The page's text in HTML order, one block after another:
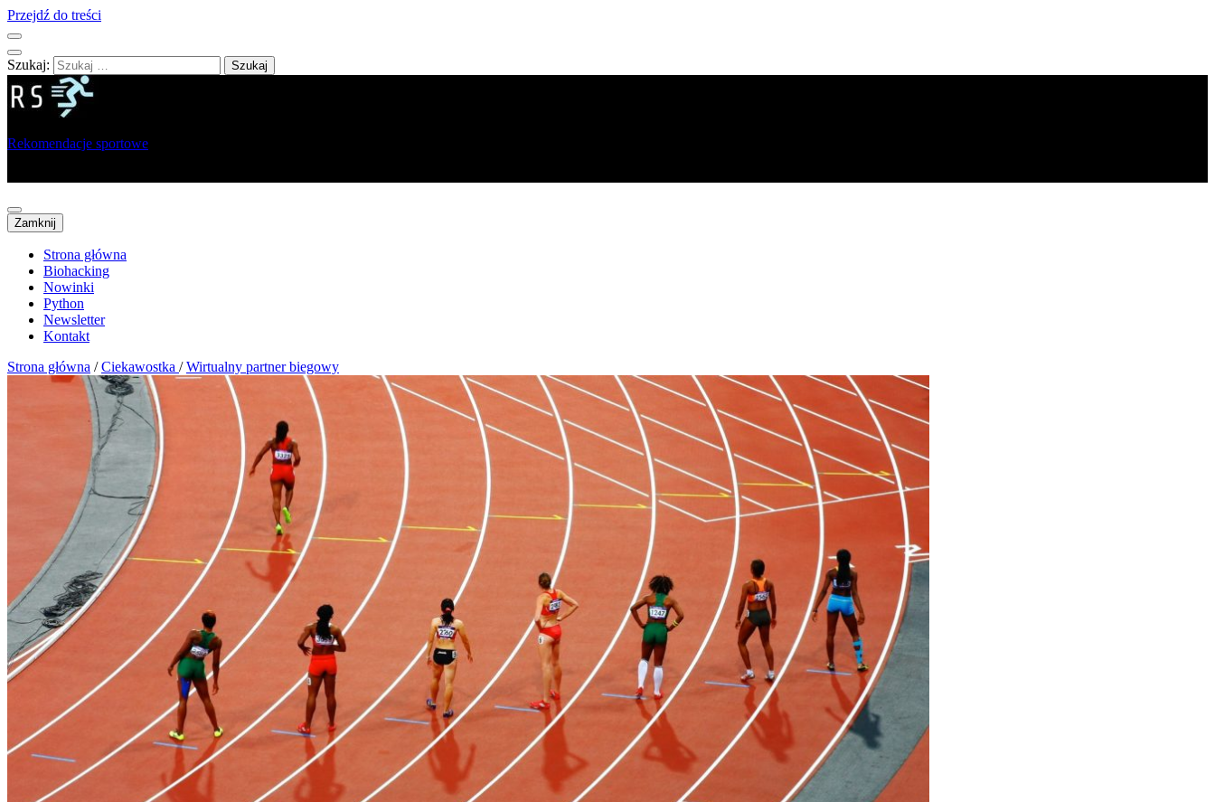
Przejdź do treści
Szukaj:
Rekomendacje sportowe
Zamknij
Strona główna
Biohacking
Nowinki
Python
Newsletter
Kontakt
Strona główna / Ciekawostka / Wirtualny partner biegowy